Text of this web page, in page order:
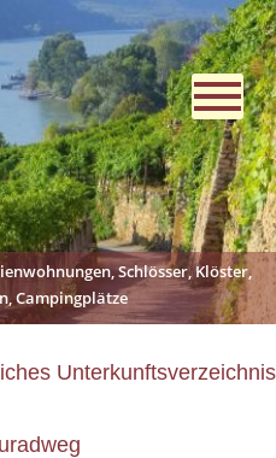
Schlösser, Klöster,
Campingplätze
Unterkunftsverzeichnis